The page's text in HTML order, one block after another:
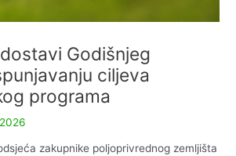
Godišnjeg
ciljeva
programa
zakupnike poljoprivrednog zemljišta